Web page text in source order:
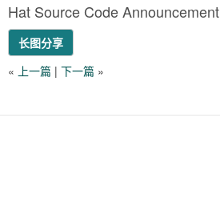
Hat Source Code Announcement
长图分享
« 上一篇 | 下一篇 »